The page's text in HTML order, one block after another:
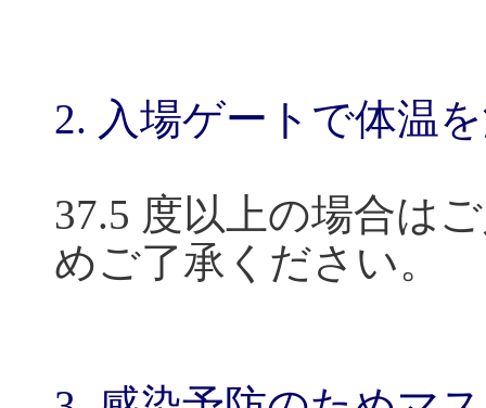
2. 入場ゲートで体温
37.5 度以上の場合は
めご了承ください。